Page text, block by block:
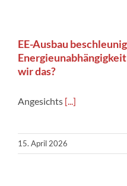
EE-Ausbau
wir das?
Angesichts [...]
15. April 2026